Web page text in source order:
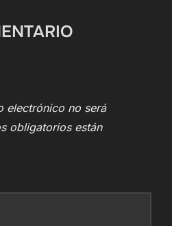
electrónico no será
obligatorios están